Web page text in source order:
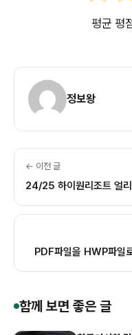
평균 평
정보왕
← 이전 글
24/25 하이원리조트 얼
PDF파일을 HWP파일
함께 보면 좋은 글